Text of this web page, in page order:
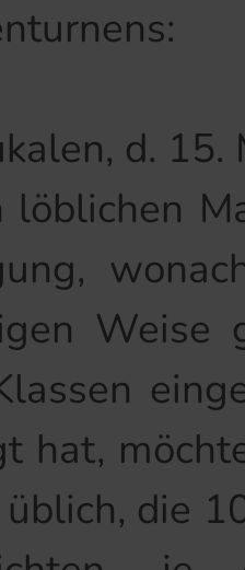
d. 15.
Weise
hat,
die